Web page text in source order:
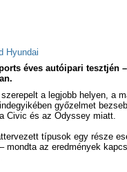
Hyundai
éves autóipari tesztjén
a legjobb helyen, a
győzelmet
Civic és az Odyssey miatt.
típusok egy része
mondta az eredmények